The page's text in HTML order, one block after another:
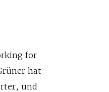
for
hat
und